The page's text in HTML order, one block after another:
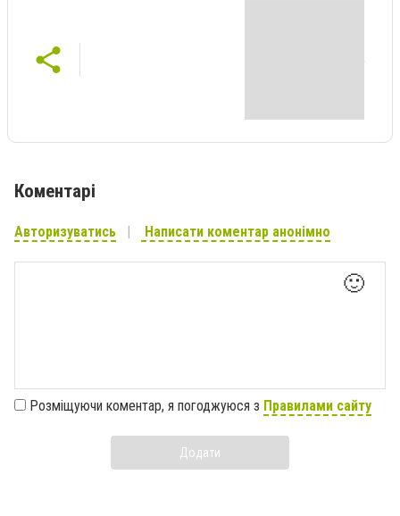
Коментарі
Авторизуватись Написати коментар анонімно
🙂
Розміщуючи коментар, я погоджуюся з Правилами сайту
Додати